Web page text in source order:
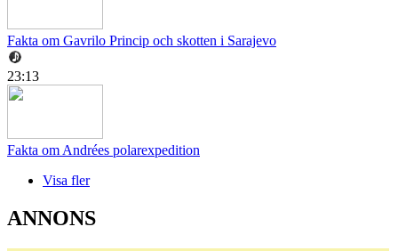
Fakta om Gavrilo Princip och skotten i Sarajevo
23:13
Fakta om Andrées polarexpedition
Visa fler
ANNONS